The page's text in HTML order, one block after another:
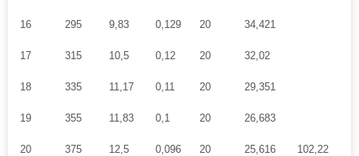
16 295 9,83 0,129 20 34,421
17 315 10,5 0,12 20 32,02
18 335 11,17 0,11 20 29,351
19 355 11,83 0,1 20 26,683
20 375 12,5 0,096 20 25,616 102,22